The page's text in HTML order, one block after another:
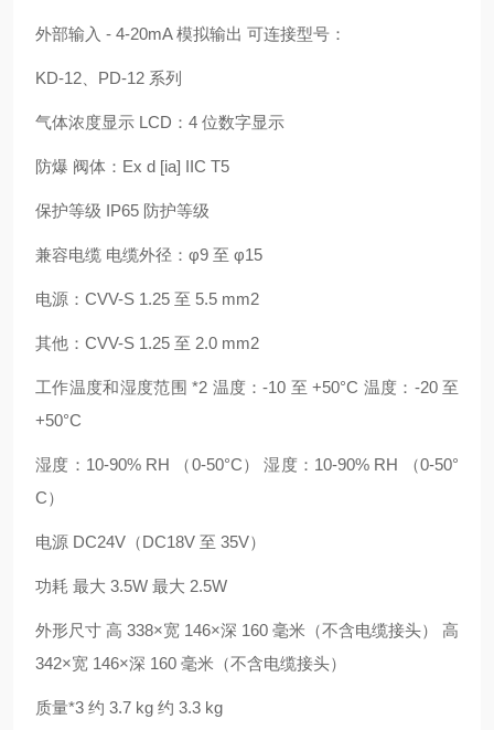
外部输入 - 4-20mA 模拟输出 可连接型号：
KD-12、PD-12 系列
气体浓度显示 LCD：4 位数字显示
防爆 阀体：Ex d [ia] IIC T5
保护等级 IP65 防护等级
兼容电缆 电缆外径：φ9 至 φ15
电源：CVV-S 1.25 至 5.5 mm2
其他：CVV-S 1.25 至 2.0 mm2
工作温度和湿度范围 *2 温度：-10 至 +50°C 温度：-20 至
+50°C
湿度：10-90% RH （0-50°C） 湿度：10-90% RH （0-50°
C）
电源 DC24V（DC18V 至 35V）
功耗 最大 3.5W 最大 2.5W
外形尺寸 高 338×宽 146×深 160 毫米（不含电缆接头） 高
342×宽 146×深 160 毫米（不含电缆接头）
质量*3 约 3.7 kg 约 3.3 kg